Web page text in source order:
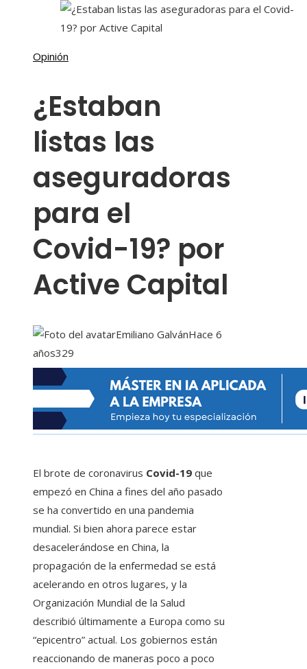
Opinión
¿Estaban
listas las
aseguradoras
para el
Covid-19? por
Active Capital
Emiliano GalvánHace 6
años329
El brote de coronavirus Covid-19 que
empezó en China a fines del año pasado
se ha convertido en una pandemia
mundial. Si bien ahora parece estar
desacelerándose en China, la
propagación de la enfermedad se está
acelerando en otros lugares, y la
Organización Mundial de la Salud
describió últimamente a Europa como su
“epicentro” actual. Los gobiernos están
reaccionando de maneras poco a poco